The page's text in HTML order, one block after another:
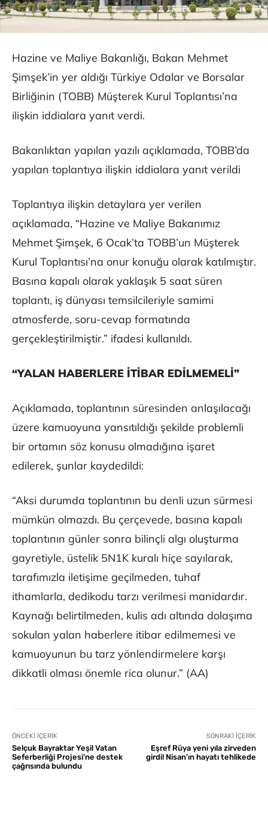
Hazine ve Maliye Bakanlığı, Bakan Mehmet
Şimşek’in yer aldığı Türkiye Odalar ve Borsalar
Birliğinin (TOBB) Müşterek Kurul Toplantısı’na
ilişkin iddialara yanıt verdi.
Bakanlıktan yapılan yazılı açıklamada, TOBB’da
yapılan toplantıya ilişkin iddialara yanıt verildi
Toplantıya ilişkin detaylara yer verilen
açıklamada, “Hazine ve Maliye Bakanımız
Mehmet Şimşek, 6 Ocak’ta TOBB’un Müşterek
Kurul Toplantısı’na onur konuğu olarak katılmıştır.
Basına kapalı olarak yaklaşık 5 saat süren
toplantı, iş dünyası temsilcileriyle samimi
atmosferde, soru-cevap formatında
gerçekleştirilmiştir.” ifadesi kullanıldı.
“YALAN HABERLERE İTİBAR EDİLMEMELİ”
Açıklamada, toplantının süresinden anlaşılacağı
üzere kamuoyuna yansıtıldığı şekilde problemli
bir ortamın söz konusu olmadığına işaret
edilerek, şunlar kaydedildi:
“Aksi durumda toplantının bu denli uzun sürmesi
mümkün olmazdı. Bu çerçevede, basına kapalı
toplantının günler sonra bilinçli algı oluşturma
gayretiyle, üstelik 5N1K kuralı hiçe sayılarak,
tarafımızla iletişime geçilmeden, tuhaf
ithamlarla, dedikodu tarzı verilmesi manidardır.
Kaynağı belirtilmeden, kulis adı altında dolaşıma
sokulan yalan haberlere itibar edilmemesi ve
kamuoyunun bu tarz yönlendirmelere karşı
dikkatli olması önemle rica olunur.” (AA)
ÖNCEKI İÇERIK
Selçuk Bayraktar Yeşil Vatan
Seferberliği Projesi’ne destek
çağrısında bulundu
SONRAKI İÇERIK
Eşref Rüya yeni yıla zirveden
girdi! Nisan’ın hayatı tehlikede